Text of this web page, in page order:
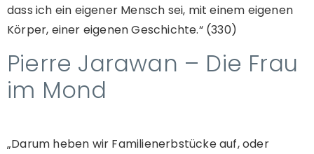
dass ich ein eigener Mensch sei, mit einem eigenen
Körper, einer eigenen Geschichte.“ (330)
Pierre Jarawan – Die Frau
im Mond
„Darum heben wir Familienerbstücke auf, oder